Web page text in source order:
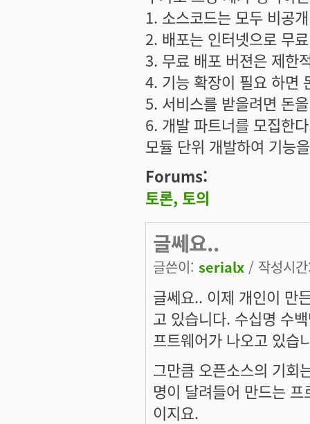
1. 소스코드는 모두 비공
2. 배포는 인터넷으로 무
3. 무료 배포 버젼은 제한
4. 기능 확장이 필요 하면
5. 서비스를 받을려면 돈
6. 개발 파트너를 모집한
모듈 단위 개발하여 기능
Forums:
토론, 토의
글쎄요..
글쓴이: serialx / 작성시
글쎄요.. 이제 개인이 만
고 있습니다. 수십명 수
프트웨어가 나오고 있습
그만큼 오픈소스의 기회
명이 달려들어 만드는
이지요.